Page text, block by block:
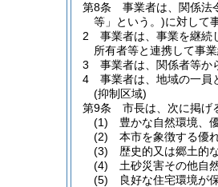
第8条
事業者は、関係法
等」という。)に対して
2
事業者は、事業を継続
所有者等と連携して事
3
事業者は、関係者等か
4
事業者は、地域の一員
(抑制区域)
第9条
市長は、次に掲げ
(1)
豊かな自然環境、
(2)
本市を象徴する優
(3)
歴史的又は郷土的
(4)
土砂災害その他自
(5)
良好な住宅環境が